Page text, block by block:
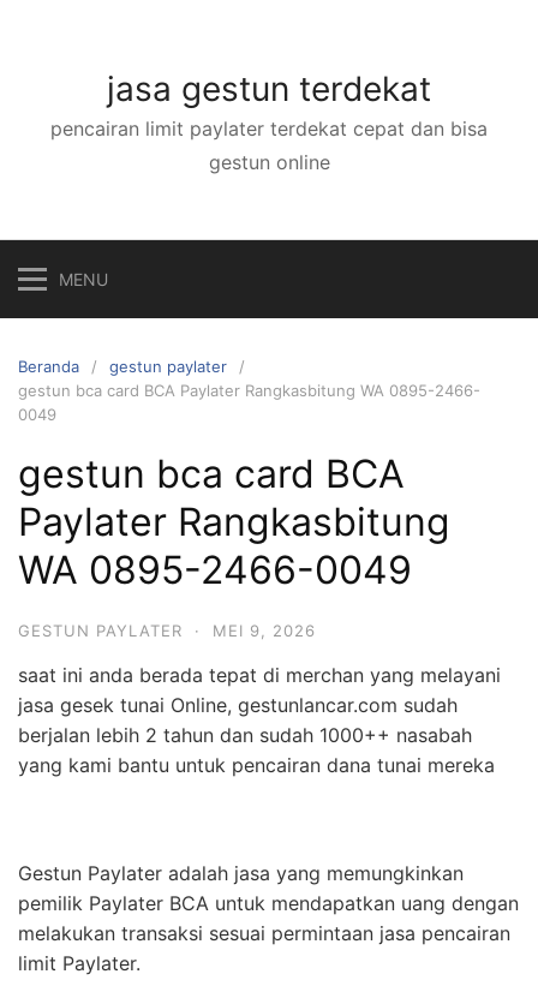
jasa gestun terdekat
pencairan limit paylater terdekat cepat dan bisa
gestun online
MENU
Beranda
gestun paylater
gestun bca card BCA Paylater Rangkasbitung WA 0895-2466-
0049
gestun bca card BCA
Paylater Rangkasbitung
WA 0895-2466-0049
GESTUN PAYLATER · MEI 9, 2026
saat ini anda berada tepat di merchan yang melayani
jasa gesek tunai Online, gestunlancar.com sudah
berjalan lebih 2 tahun dan sudah 1000++ nasabah
yang kami bantu untuk pencairan dana tunai mereka
Gestun Paylater adalah jasa yang memungkinkan
pemilik Paylater BCA untuk mendapatkan uang dengan
melakukan transaksi sesuai permintaan jasa pencairan
limit Paylater.